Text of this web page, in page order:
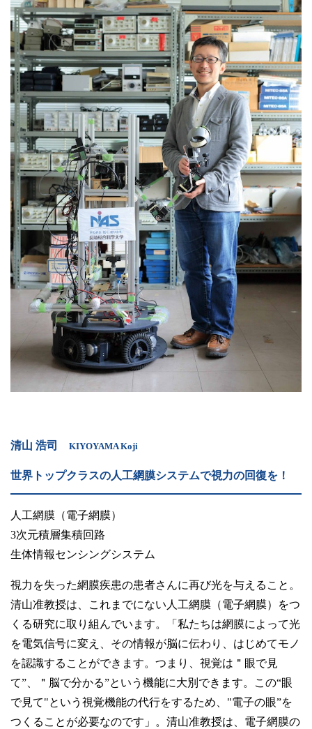
清山 浩司 KIYOYAMA Koji
世界トップクラスの人工網膜システムで視力の回復を！
人工網膜（電子網膜）
3次元積層集積回路
生体情報センシングシステム
視力を失った網膜疾患の患者さんに再び光を与えること。
清山准教授は、これまでにない人工網膜（電子網膜）をつ
くる研究に取り組んでいます。「私たちは網膜によって光
を電気信号に変え、その情報が脳に伝わり、はじめてモノ
を認識することができます。つまり、視覚は＂眼で見
て”、＂脳で分かる”という機能に大別できます。この“眼
で見て"という視覚機能の代行をするため、"電子の眼”を
つくることが必要なのです」。清山准教授は、電子網膜の